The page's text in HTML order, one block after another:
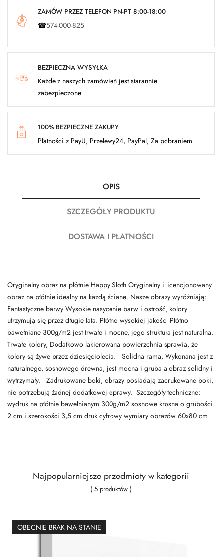
ZAMÓW PRZEZ TELEFON PN-PT 8:00-18:00
☎574-000-825
BEZPIECZNA WYSYŁKA
Każde z naszych zamówień jest starannie
zabezpieczone
100% BEZPIECZNE ZAKUPY
Płatności z PayU, Przelewy24, PayPal, Za pobraniem
OPIS
SZCZEGÓŁY PRODUKTU
DOSTAWA I PŁATNOŚCI
Oryginalny obraz na płótnie Happy Sloth Oryginalny i licencjonowany
obraz na płótnie idealny na każdą ścianę. Nasze obrazy wyróżniają:
Fantastyczne barwy Wysokie nasycenie barw i ostrość, kolory
utrzymują się przez długie lata. Płótno wysokiej jakości Płótno
bawełniane 300g/m2 jest trwałe i mocne, jego struktura jest naturalna.
Trwałe kolory, Dodatkowo lakierowana powierzchnia sprawia, że
kolory są żywe przez dziesięciolecia. Solidna rama, Wykonana jest z
naturalnego, sosnowego drewna, jest mocna i gruba a obraz solidny i
wytrzymały. Zadrukowane boki, obrazy posiadają zadrukowane boki,
nie potrzebują żadnej dodatkowej oprawy. Szczegóły techniczne:
wydruk na płótnie bawełnianym 300g/m2 sosnowe krosna o grubości
2 cm i szerokości 3,5 cm druk cyfrowy wymiary obrazów 60x80 cm
Najpopularniejsze przedmioty w kategorii
( 5 produktów )
OBECNIE BRAK NA STANIE